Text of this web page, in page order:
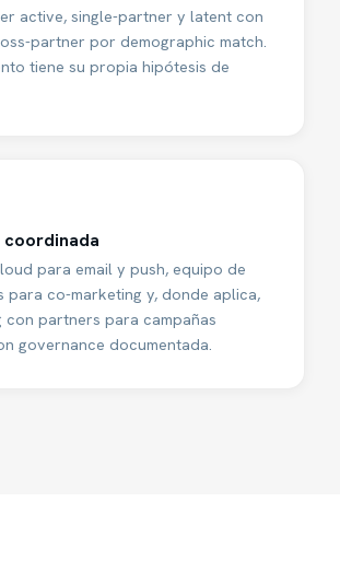
active, single-partner y latent con
partner por demographic match.
tiene su propia hipótesis de
para email y push, equipo de
para co-marketing y, donde aplica,
con partners para campañas
governance documentada.